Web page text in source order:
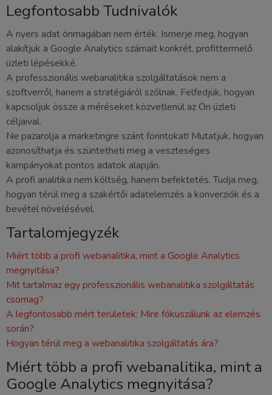
Legfontosabb Tudnivalók
A nyers adat önmagában nem érték. Ismerje meg, hogyan
alakítjuk a Google Analytics számait konkrét, profittermelő
üzleti lépésekké.
A professzionális webanalitika szolgáltatások nem a
szoftverről, hanem a stratégiáról szólnak. Felfedjük, hogyan
kapcsoljuk össze a méréseket közvetlenül az Ön üzleti
céljaival.
Ne pazarolja a marketingre szánt forintokat! Mutatjuk, hogyan
azonosíthatja és szüntetheti meg a veszteséges
kampányokat pontos adatok alapján.
A profi analitika nem költség, hanem befektetés. Tudja meg,
hogyan térül meg a szakértői adatelemzés a konverziók és a
bevétel növelésével.
Tartalomjegyzék
Miért több a profi webanalitika, mint a Google Analytics
megnyitása?
Mit tartalmaz egy professzionális webanalitika szolgáltatás
csomag?
A legfontosabb mért területek: Mire fókuszálunk az elemzés
során?
Hogyan térül meg a webanalitika szolgáltatás ára?
Miért több a profi webanalitika, mint a
Google Analytics megnyitása?